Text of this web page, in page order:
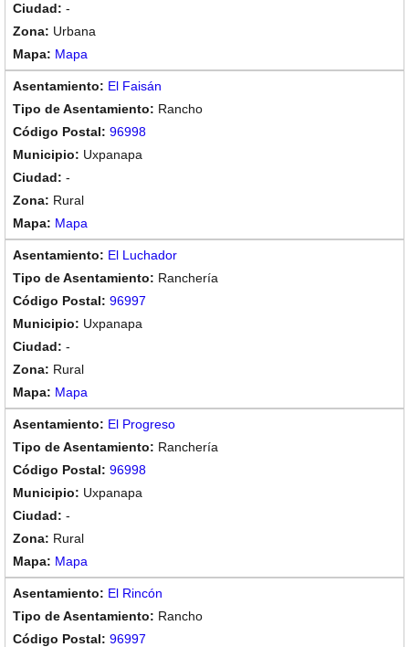
-
Urbana
Mapa
El Faisán
Rancho
96998
Uxpanapa
-
Rural
Mapa
El Luchador
Ranchería
96997
Uxpanapa
-
Rural
Mapa
El Progreso
Ranchería
96998
Uxpanapa
-
Rural
Mapa
El Rincón
Rancho
96997